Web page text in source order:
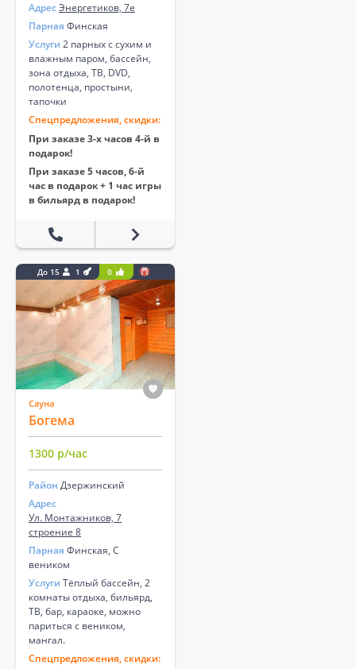
АдресЭнергетиков, 7е
Парная Финская
Услуги 2 парных с сухим и
влажным паром, бассейн,
зона отдыха, ТВ, DVD,
полотенца, простыни,
тапочки
Спецпредложения, скидки:
При заказе 3-х часов 4-й в
подарок!
При заказе 5 часов, 6-й
час в подарок + 1 час игры
в бильярд в подарок!
До 15 1 0
Сауна
Богема
1300 р/час
Район Дзержинский
Адрес
Ул. Монтажников, 7
строение 8
Парная Финская, С
веником
Услуги Тёплый бассейн, 2
комнаты отдыха, бильярд,
ТВ, бар, караоке, можно
париться с веником,
мангал.
Спецпредложения, скидки: